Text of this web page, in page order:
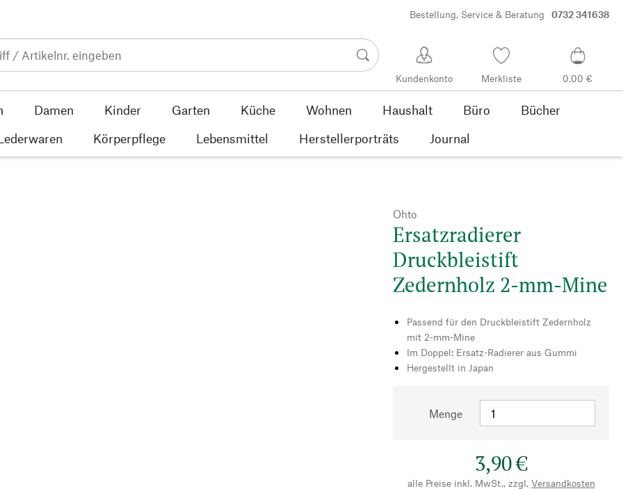
Bestellung, Service & Beratung 0732 341638
Kundenkonto Merkliste 0,00 €
Damen Kinder Garten Küche Wohnen Haushalt Büro
Bücher
Körperpflege Lebensmittel Herstellerporträts Journal
Ohto
Ersatzradierer
Druckbleistift
Zedernholz 2-mm-Mine
Passend für den Druckbleistift Zedernholz
mit 2-mm-Mine
Im Doppel: Ersatz-Radierer aus Gummi
Hergestellt in Japan
Menge
3,90 €
alle Preise inkl. MwSt., zzgl. Versandkosten